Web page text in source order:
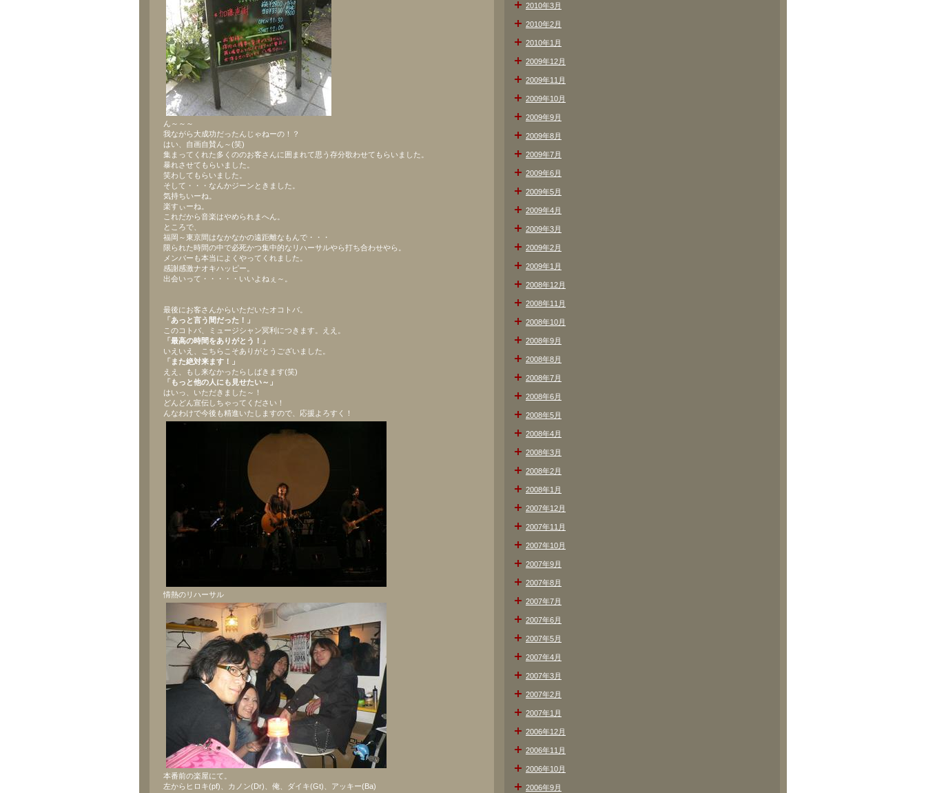
ん～～～
我ながら大成功だったんじゃねーの！？
はい、自画自賛ん～(笑)
集まってくれた多くののお客さんに囲まれて思う存分歌わせてもらいました。
暴れさせてもらいました。
笑わしてもらいました。
そして・・・なんかジーンときました。
気持ちいーね。
楽すぃーね。
これだから音楽はやめられまへん。
ところで、
福岡～東京間はなかなかの遠距離なもんで・・・
限られた時間の中で必死かつ集中的なリハーサルやら打ち合わせやら。
メンバーも本当によくやってくれました。
感謝感激ナオキハッピー。
出会いって・・・・・いいよねぇ～。
最後にお客さんからいただいたオコトバ。
「あっと言う間だった！」
このコトバ、ミュージシャン冥利につきます。ええ。
「最高の時間をありがとう！」
いえいえ、こちらこそありがとうございました。
「また絶対来ます！」
ええ、もし来なかったらしばきます(笑)
「もっと他の人にも見せたい～」
はいっ、いただきました～！
どんどん宣伝しちゃってください！
んなわけで今後も精進いたしますので、応援よろすく！
情熱のリハーサル
本番前の楽屋にて。
左からヒロキ(pf)、カノン(Dr)、俺、ダイキ(Gt)、アッキー(Ba)
2010年3月
2010年2月
2010年1月
2009年12月
2009年11月
2009年10月
2009年9月
2009年8月
2009年7月
2009年6月
2009年5月
2009年4月
2009年3月
2009年2月
2009年1月
2008年12月
2008年11月
2008年10月
2008年9月
2008年8月
2008年7月
2008年6月
2008年5月
2008年4月
2008年3月
2008年2月
2008年1月
2007年12月
2007年11月
2007年10月
2007年9月
2007年8月
2007年7月
2007年6月
2007年5月
2007年4月
2007年3月
2007年2月
2007年1月
2006年12月
2006年11月
2006年10月
2006年9月